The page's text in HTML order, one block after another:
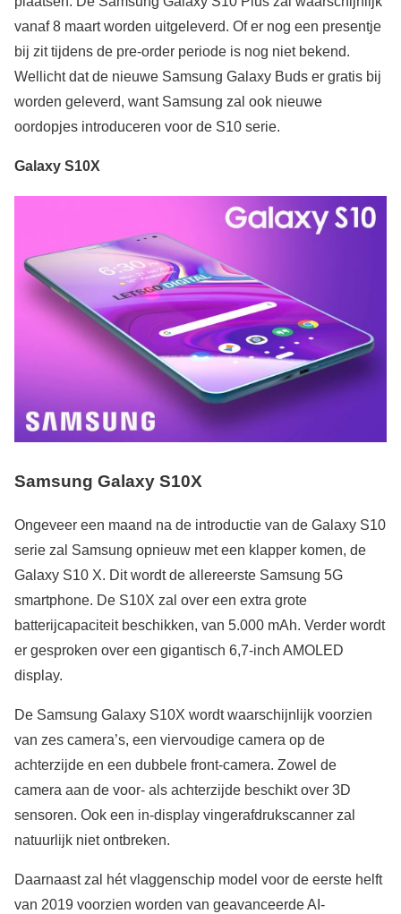
vanaf 8 maart worden uitgeleverd. Of er nog een presentje
bij zit tijdens de pre-order periode is nog niet bekend.
Wellicht dat de nieuwe Samsung Galaxy Buds er gratis bij
worden geleverd, want Samsung zal ook nieuwe
oordopjes introduceren voor de S10 serie.
Galaxy S10X
Samsung Galaxy S10X
Ongeveer een maand na de introductie van de Galaxy S10
serie zal Samsung opnieuw met een klapper komen, de
Galaxy S10 X. Dit wordt de allereerste Samsung 5G
smartphone. De S10X zal over een extra grote
batterijcapaciteit beschikken, van 5.000 mAh. Verder wordt
er gesproken over een gigantisch 6,7-inch AMOLED
display.
De Samsung Galaxy S10X wordt waarschijnlijk voorzien
van zes camera’s, een viervoudige camera op de
achterzijde en een dubbele front-camera. Zowel de
camera aan de voor- als achterzijde beschikt over 3D
sensoren. Ook een in-display vingerafdrukscanner zal
natuurlijk niet ontbreken.
Daarnaast zal hét vlaggenschip model voor de eerste helft
van 2019 voorzien worden van geavanceerde AI-